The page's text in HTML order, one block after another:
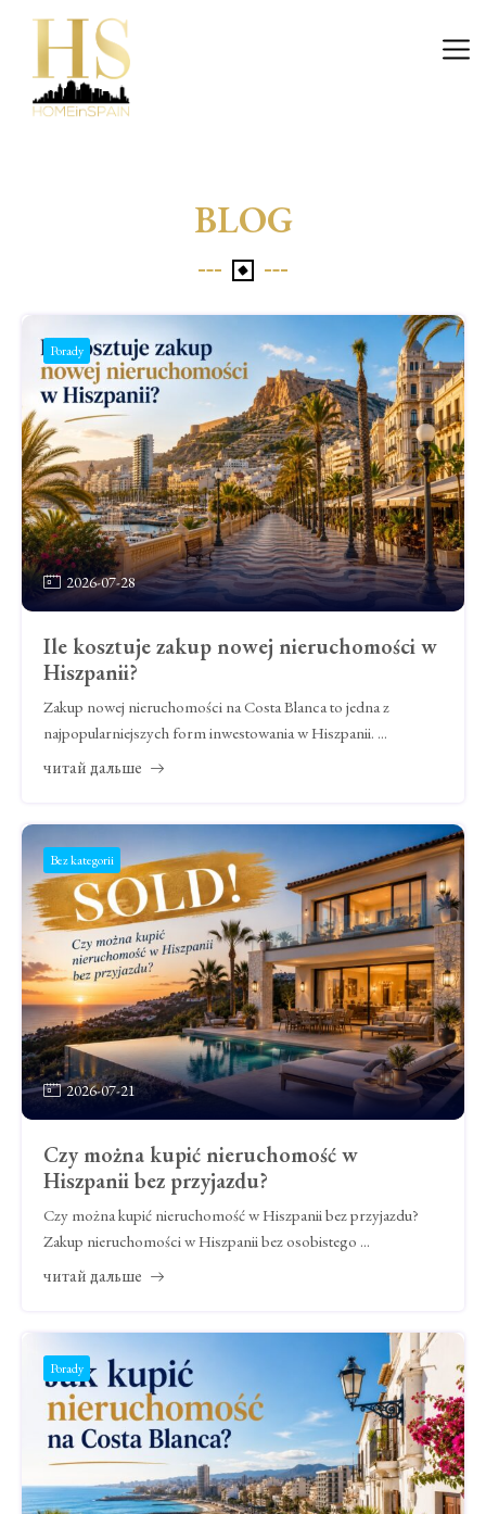
BLOG
Porady
2026-07-28
Ile kosztuje zakup nowej nieruchomości w
Hiszpanii?
Zakup nowej nieruchomości na Costa Blanca to jedna z
najpopularniejszych form inwestowania w Hiszpanii. ...
читай дальше
Bez kategorii
2026-07-21
Czy można kupić nieruchomość w
Hiszpanii bez przyjazdu?
Czy można kupić nieruchomość w Hiszpanii bez przyjazdu?
Zakup nieruchomości w Hiszpanii bez osobistego ...
читай дальше
Porady